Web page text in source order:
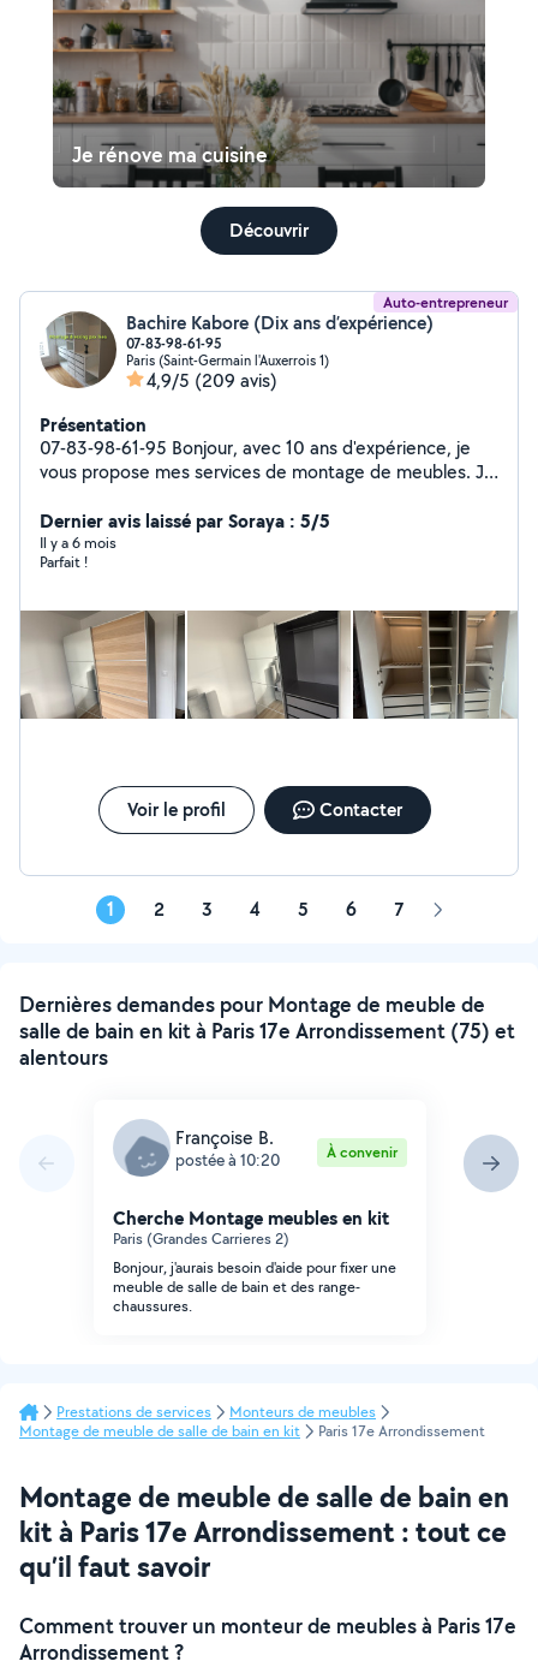
Je rénove ma cuisine
Découvrir
Auto-entrepreneur
Bachire Kabore (Dix ans d’expérience)
07-83-98-61-95
Paris (Saint-Germain l'Auxerrois 1)
4,9/5 (209 avis)
Présentation
07-83-98-61-95 Bonjour, avec 10 ans d'expérience, je
vous propose mes services de montage de meubles. Je
Leroy Merlin, Conforama, etc.). Spécialiste dressing
PAX, lits, armoires, canapés. Monteur expérimenté, je
dispose de tout le matériel nécessaire
Dernier avis laissé par Soraya : 5/5
Il y a 6 mois
Parfait !
Voir le profil Contacter
1 2 3 4 5 6 7 Page
Dernières demandes pour Montage de meuble de
salle de bain en kit à Paris 17e Arrondissement (75) et
alentours
Françoise B.
postée à 10:20 À convenir
Cherche Montage meubles en kit
Paris (Grandes Carrieres 2)
Bonjour, j'aurais besoin d'aide pour fixer une
meuble de salle de bain et des range-
chaussures.
Prestations de services
Monteurs de meubles
Montage de meuble de salle de bain en kit
Paris 17e Arrondissement
Montage de meuble de salle de bain en
kit à Paris 17e Arrondissement : tout ce
qu’il faut savoir
Comment trouver un monteur de meubles à Paris 17e
Arrondissement ?